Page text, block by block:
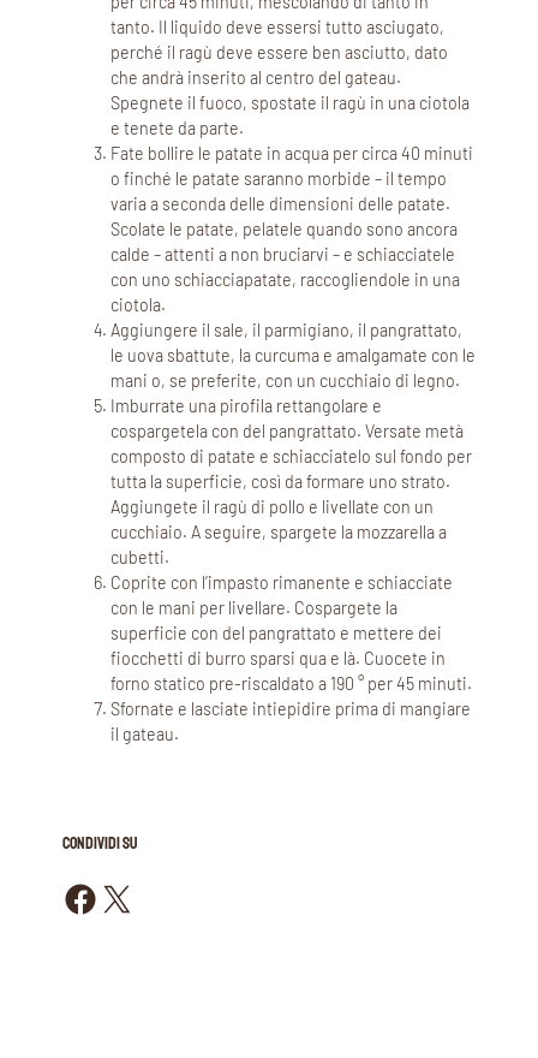
tanto. Il liquido deve essersi tutto asciugato,
perché il ragù deve essere ben asciutto, dato
che andrà inserito al centro del gateau.
Spegnete il fuoco, spostate il ragù in una ciotola
e tenete da parte.
Fate bollire le patate in acqua per circa 40 minuti
o finché le patate saranno morbide – il tempo
varia a seconda delle dimensioni delle patate.
Scolate le patate, pelatele quando sono ancora
calde – attenti a non bruciarvi – e schiacciatele
con uno schiacciapatate, raccogliendole in una
ciotola.
Aggiungere il sale, il parmigiano, il pangrattato,
le uova sbattute, la curcuma e amalgamate con le
mani o, se preferite, con un cucchiaio di legno.
Imburrate una pirofila rettangolare e
cospargetela con del pangrattato. Versate metà
composto di patate e schiacciatelo sul fondo per
tutta la superficie, così da formare uno strato.
Aggiungete il ragù di pollo e livellate con un
cucchiaio. A seguire, spargete la mozzarella a
cubetti.
Coprite con l’impasto rimanente e schiacciate
con le mani per livellare. Cospargete la
superficie con del pangrattato e mettere dei
fiocchetti di burro sparsi qua e là. Cuocete in
forno statico pre-riscaldato a 190 ° per 45 minuti.
Sfornate e lasciate intiepidire prima di mangiare
il gateau.
CONDIVIDI SU
Condividi su Facebook Condividi su X